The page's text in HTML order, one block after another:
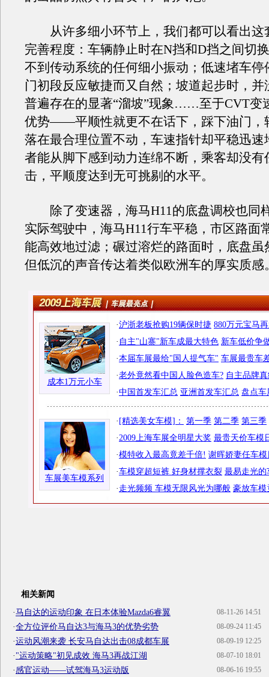
从许多细小环节上，我们都可以看出这
完善程度：车辆静止时在N挡和D挡之间切
不到传动系统的任何细小振动；低速堵车停
门初段反应敏捷而又自然；坡道起步时，并
普遍存在的显著“溜坡”现象……至于CVT变
优势——平顺性就更不在话下，踩下油门，
落在最合理位置不动，车速指针却平稳迅速
者能从脚下感到动力连绵不断，乘客却没有
击，平顺度达到无可挑剔的水平。
除了变速器，海马H11的底盘调校也同
实际驾驶中，海马H11行车平稳，市区路面
能高效地过滤；碾过溶烂的路面时，底盘虽
但低沉的声音传达着类似欧洲车的厚实质感
成本1万元小车
·沪浙老板抢购19辆保时捷 880万元宝马
· 自主"山寨"新车成最大特色 新车低价争
·本届车展最给"国人提气车" 车展最贵车
·老外竟然看中国人脸色造车? 自主品牌
·中国首发车汇总 亚洲首发车汇总 盘点车
车展美车模系列
· [精选美女车模]： 第一季 第二季 第三季
·2009上海车展全明星大奖 最贵天价车模
·模特收入最高竟差千倍! 谢晖娇妻任车
·车模穿超短裤 好身材撑衣裂 最易走光的
· 走光频频 车模无限风光为哪般 豪放车模
相关新闻
08-11-26 14:51
·马自达的运动印象 在日本体验Mazda6睿翼
08-09-24 11:45
·全方位评价马自达3与海马3的优势劣势
08-09-19 12:25
·运动风潮来袭 长安马自达出击08成都车展
08-07-10 18:01
·"运动策略"初见成效 海马3再战江湖
08-06-16 19:55
·感官运动——试驾海马3运动版